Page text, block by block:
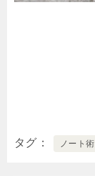
タグ ノート術